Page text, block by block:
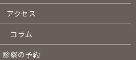
アクセス
コラム
診察の予約